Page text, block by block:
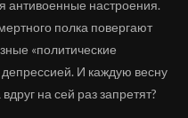
антивоенные настроения.
полка повергают
«политические
И каждую весну
на сей раз запретят?